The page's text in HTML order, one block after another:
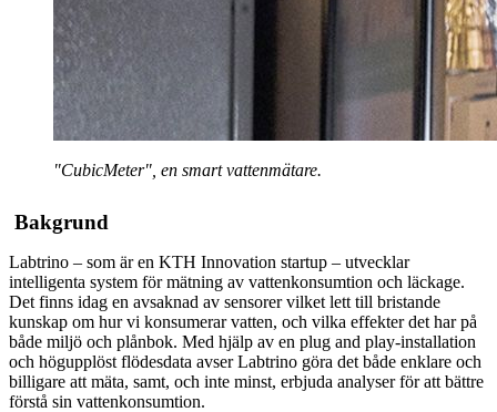
"CubicMeter", en smart vattenmätare.
Bakgrund
Labtrino – som är en KTH Innovation startup – utvecklar
intelligenta system för mätning av vattenkonsumtion och läckage.
Det finns idag en avsaknad av sensorer vilket lett till bristande
kunskap om hur vi konsumerar vatten, och vilka effekter det har på
både miljö och plånbok. Med hjälp av en plug and play-installation
och högupplöst flödesdata avser Labtrino göra det både enklare och
billigare att mäta, samt, och inte minst, erbjuda analyser för att bättre
förstå sin vattenkonsumtion.